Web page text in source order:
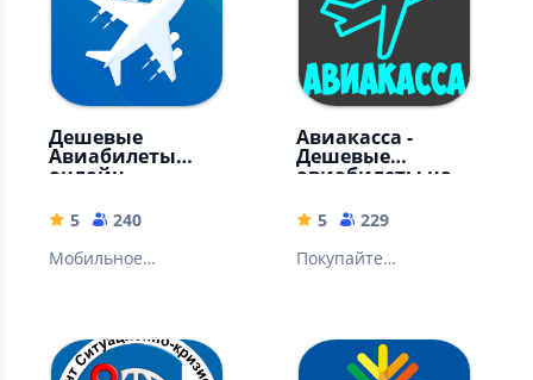
Дешевые
Авиабилеты
онлайн
5
240
Мобильное
бронирования
авиабилетов
Авиакасса -
Дешевые
авиабилеты на
5
229
Покупайте
Ищите авиабилеты,
отели и гостиницы